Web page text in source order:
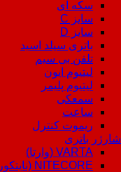
سکه ای
سایز C
سایز D
باتری سیلد اسید
تلفن بی سیم
لیتیوم ایون
لیتیوم پلیمر
سمعکی
ساعت
ریموت کنترل
شارژر باتری
VARTA (وارتا)
NITECORE (نایتکور)